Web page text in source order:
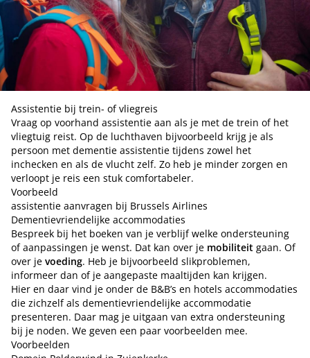
Assistentie bij trein- of vliegreis
Vraag op voorhand assistentie aan als je met de trein of het
vliegtuig reist. Op de luchthaven bijvoorbeeld krijg je als
persoon met dementie assistentie tijdens zowel het
inchecken en als de vlucht zelf. Zo heb je minder zorgen en
verloopt je reis een stuk comfortabeler.
Voorbeeld
assistentie aanvragen bij Brussels Airlines
Dementievriendelijke accommodaties
Bespreek bij het boeken van je verblijf welke ondersteuning
of aanpassingen je wenst. Dat kan over je mobiliteit gaan. Of
over je voeding. Heb je bijvoorbeeld slikproblemen,
informeer dan of je aangepaste maaltijden kan krijgen.
Hier en daar vind je onder de B&B’s en hotels accommodaties
die zichzelf als dementievriendelijke accommodatie
presenteren. Daar mag je uitgaan van extra ondersteuning
bij je noden. We geven een paar voorbeelden mee.
Voorbeelden